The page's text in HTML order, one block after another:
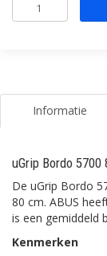
Informatie
uGrip Bordo
De uGrip Bordo
80 cm. ABUS
is een gemiddeld
Kenmerken